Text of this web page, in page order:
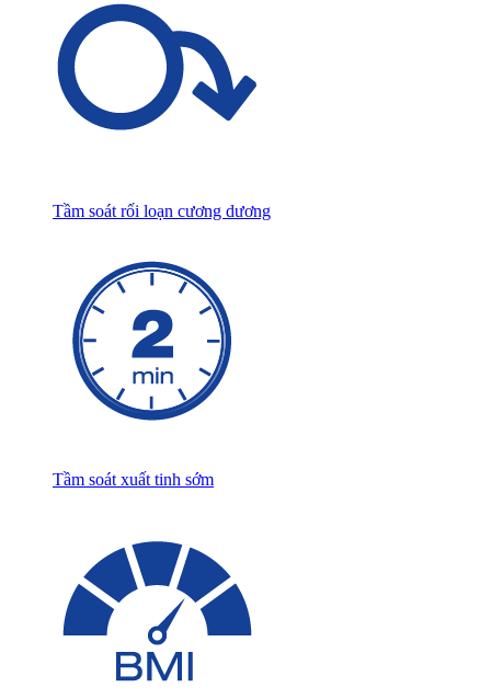
Tầm soát rối loạn cương dương
Tầm soát xuất tinh sớm